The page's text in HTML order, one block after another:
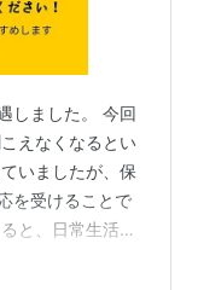
しました。 今回
えなくなるとい
いましたが、保
を受けることで
と、日常生活や